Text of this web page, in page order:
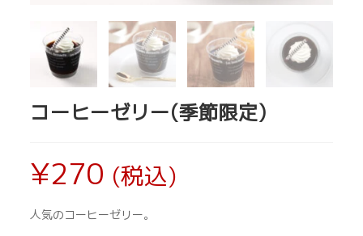
コーヒーゼリー(季節限定)
¥270 (税込)
人気のコーヒーゼリー。